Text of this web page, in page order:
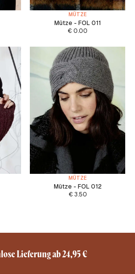
MÜTZE
Mütze - FOL 011
€ 0.00
MÜTZE
Mütze - FOL 012
€3.50
Lieferung ab 24,95 €